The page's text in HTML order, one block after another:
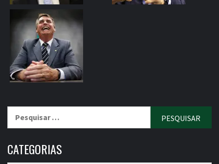
CATEGORIAS